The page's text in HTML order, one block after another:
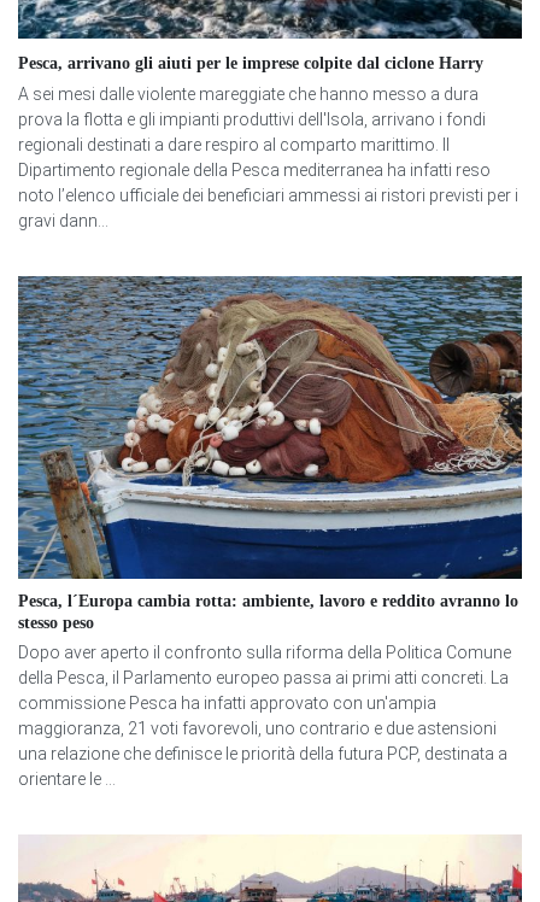
Pesca, arrivano gli aiuti per le imprese colpite dal ciclone Harry
A sei mesi dalle violente mareggiate che hanno messo a dura
prova la flotta e gli impianti produttivi dell'Isola, arrivano i fondi
regionali destinati a dare respiro al comparto marittimo. Il
Dipartimento regionale della Pesca mediterranea ha infatti reso
noto l’elenco ufficiale dei beneficiari ammessi ai ristori previsti per i
gravi dann...
Pesca, l´Europa cambia rotta: ambiente, lavoro e reddito avranno lo
stesso peso
Dopo aver aperto il confronto sulla riforma della Politica Comune
della Pesca, il Parlamento europeo passa ai primi atti concreti. La
commissione Pesca ha infatti approvato con un'ampia
maggioranza, 21 voti favorevoli, uno contrario e due astensioni
una relazione che definisce le priorità della futura PCP, destinata a
orientare le ...